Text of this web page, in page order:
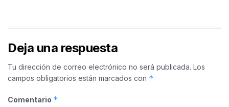
Deja una respuesta
Tu dirección de correo electrónico no será publicada. Los
campos obligatorios están marcados con *
Comentario *